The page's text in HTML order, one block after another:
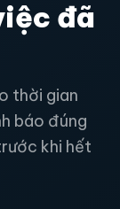
đã
thời gian
báo đúng
khi hết